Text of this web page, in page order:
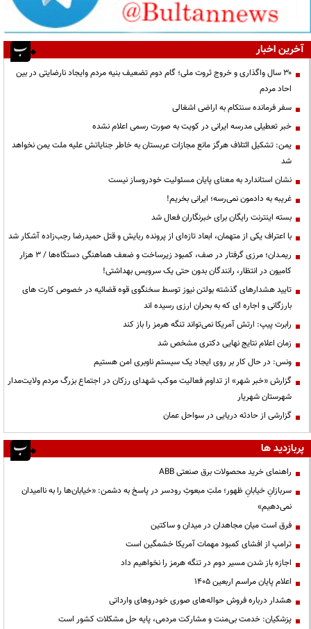
آخرین اخبار
۳۰ سال واگذاری و خروج ثروت ملی؛ گام دوم تضعیف بنیه مردم وایجاد نارضایتی در بین
احاد مردم
سفر فرمانده سنتکام به اراضی اشغالی
خبر تعطیلی مدرسه ایرانی در کویت به صورت رسمی اعلام نشده
یمن: تشکیل ائتلاف هرگز مانع مجازات عربستان به خاطر جنایاتش علیه ملت یمن نخواهد
شد
نشان استاندارد به معنای پایان مسئولیت خودروساز نیست
غریبه به دادمون نمی‌رسه؛ ایرانی بخریم!
بسته اینترنت رایگان برای خبرنگاران فعال شد
با اعتراف یکی از متهمان، ابعاد تازه‌ای از پرونده ربایش و قتل حمیدرضا رجب‌زاده آشکار شد
ریمـدان؛ مرزی گرفتار در صف، کمبود زیرساخت و ضعف هماهنگی دستگاه‌ها / ۳ هزار
کامیون در انتظار، رانندگان بدون حتی یک سرویس بهداشتی!
تایید هشدارهای گذشته بولتن نیوز توسط سخنگوی قوه قضائیه در خصوص کارت های
بارزگانی و اجاره ای که به بحران ارزی رسیده اند
رابرت پیپ: ارتش آمریکا نمی‌تواند تنگه هرمز را باز کند
زمان اعلام نتایج نهایی دکتری مشخص شد
ونس: در حال کار بر روی ایجاد یک سیستم ناوبری امن هستیم
گزارش «خبر شهر» از تداوم فعالیت موکب شهدای رزکان در اجتماع بزرگ مردم ولایت‌مدار
شهرستان شهریار
گزارشی از حادثه دریایی در سواحل عمان
پربازدید ها
راهنمای خرید محصولات برق صنعتی ABB
سربازانِ خیابانِ ظهور؛ ملتِ مبعوثِ رودسر در پاسخ به دشمن: «خیابان‌ها را به ناامیدان
نمی‌دهیم»
فرق است میان مجاهدان در میدان و ساکتین
ترامپ از افشای کمبود مهمات آمریکا خشمگین است
اجازه باز شدن مسیر دوم در تنگه هرمز را نخواهیم داد
اعلام پایان مراسم اربعین ۱۴۰۵
هشدار درباره فروش حواله‌های صوری خودروهای وارداتی
پزشکیان: خدمت بی‌منت و مشارکت مردمی، پایه حل مشکلات کشور است